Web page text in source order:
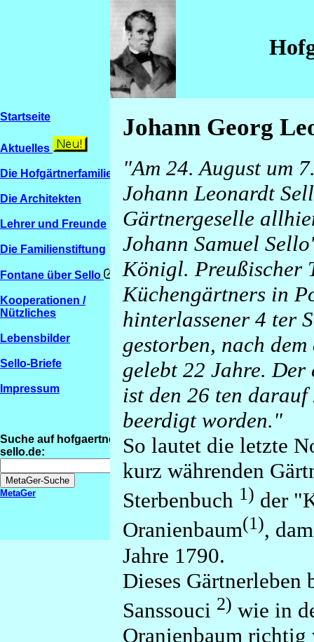
Startseite
Aktuelles
Die Hofgärtnerfamilien
Die Architekten
Lehrer und Freunde
Die Familienstiftung
Fontane über Sello
Kooperationen /
Nützliches
Lebensbilder
Sello-Briefe
Impressum
Suche auf hofgaertner-
sello.de:
MetaGer
Johann Georg
"Am 24. August um
Johann Leonardt
Gärtnergeselle
Johann Samuel
Königl. Preußischer
Küchengärtners in
hinterlassener 4 ter
gestorben, nach
gelebt 22 Jahre. Der
ist den 26 ten darauf
beerdigt worden."
So lautet die letzte
kurz währenden
Sterbenbuch 1) der
Oranienbaum(1),
Jahre 1790.
Dieses Gärtnerleben
Sanssouci 2) wie in
Oranienbaum richtig